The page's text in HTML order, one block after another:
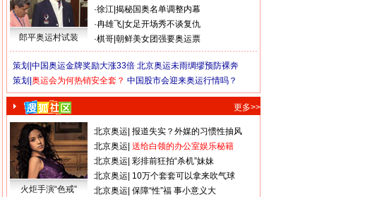
郎平奥运村试装
·徐江 揭秘国奥名单调整内幕
·冉雄飞 女足开场秀不谈复仇
·棋哥 朝鲜美女团强要奥运票
策划| 中国奥运金牌奖励大涨33倍 北京奥运未雨绸缪预防裸奔
策划| 奥运会为何热销安全套？ 中国股市会迎来奥运行情吗？
更多>>
火炬手演“色戒”
北京奥运 报道失实？外媒的习惯性抽风
北京奥运 送给白领的办公室娱乐秘籍
北京奥运 彩排前狂拍“杀机”妹妹
北京奥运 10万个套套可以拿来吹气球
北京奥运 保障“性”福 事小意义大